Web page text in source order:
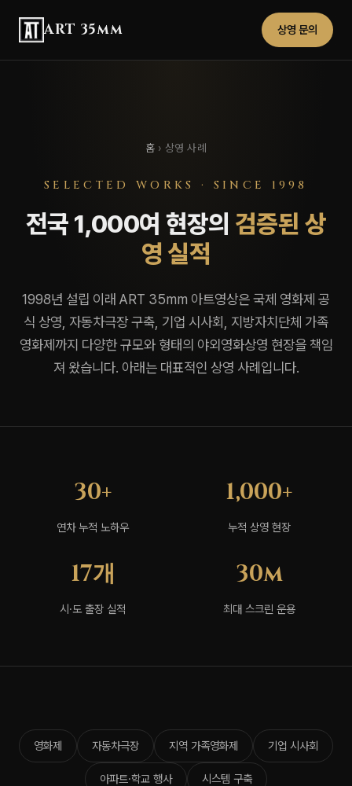
ART 35mm 상영 문의
홈 › 상영 사례
SELECTED WORKS · SINCE 1998
전국 1,000여 현장의 검증된 상
영 실적
1998년 설립 이래 ART 35mm 아트영상은 국제 영화제 공
식 상영, 자동차극장 구축, 기업 시사회, 지방자치단체 가족
영화제까지 다양한 규모와 형태의 야외영화상영 현장을 책임
져 왔습니다. 아래는 대표적인 상영 사례입니다.
30+
연차 누적 노하우
1,000+
누적 상영 현장
17개
시·도 출장 실적
30m
최대 스크린 운용
영화제 자동차극장 지역 가족영화제 기업 시사회
아파트·학교 행사 시스템 구축